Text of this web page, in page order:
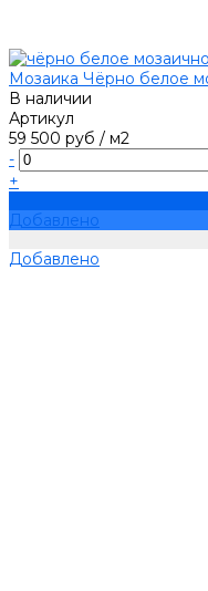
Мозаика Чёрно белое
В наличии
Артикул
59 500 руб / м2
-
+
Добавлено
Добавлено